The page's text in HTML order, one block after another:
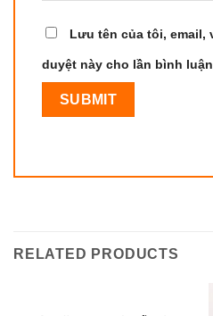
Lưu tên của tôi, email,
duyệt này cho lần bình
RELATED PRODUCTS